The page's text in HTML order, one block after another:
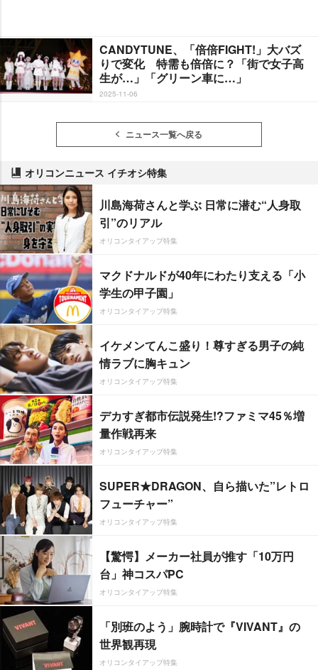
CANDYTUNE、「倍倍FIGHT!」大バズ
りで変化 特需も倍倍に？「街で女子高
生が…」「グリーン車に…」
2025-11-06
ニュース一覧へ戻る
オリコンニュース イチオシ特集
川島海荷さんと学ぶ 日常に潜む“人身取
引”のリアル
オリコンタイアップ特集
マクドナルドが40年にわたり支える「小
学生の甲子園」
オリコンタイアップ特集
イケメンてんこ盛り！尊すぎる男子の純
情ラブに胸キュン
オリコンタイアップ特集
デカすぎ都市伝説発生!?ファミマ45％増
量作戦再来
オリコンタイアップ特集
SUPER★DRAGON、自ら描いた”レトロ
フューチャー”
オリコンタイアップ特集
【驚愕】メーカー社員が推す「10万円
台」神コスパPC
オリコンタイアップ特集
「別班のよう」腕時計で『VIVANT』の
世界観再現
オリコンタイアップ特集